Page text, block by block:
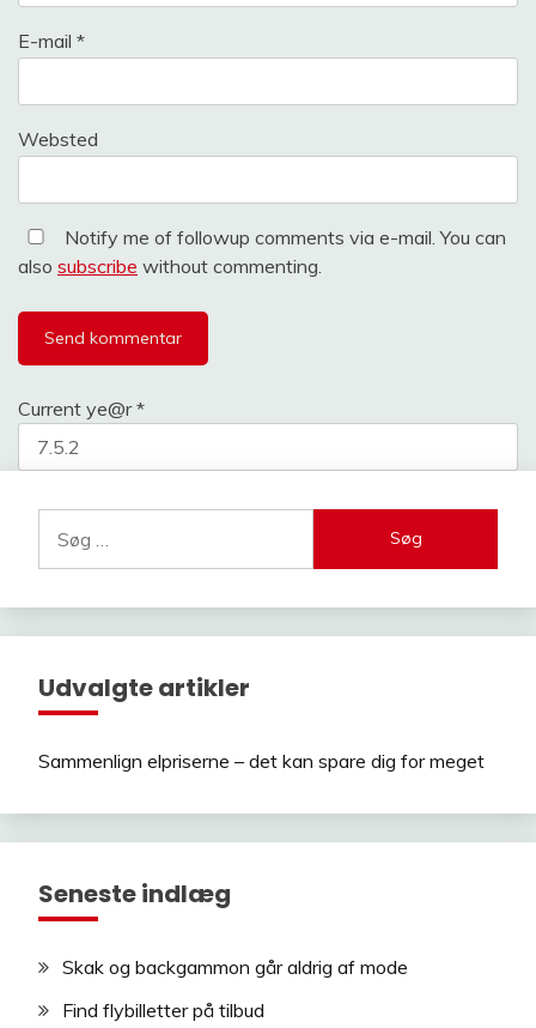
E-mail *
Websted
Notify me of followup comments via e-mail. You can
also subscribe without commenting.
Current ye@r*
efter:
Udvalgte artikler
Sammenlign elpriserne – det kan spare dig for meget
Seneste indlæg
Skak og backgammon går aldrig af mode
Find flybilletter på tilbud